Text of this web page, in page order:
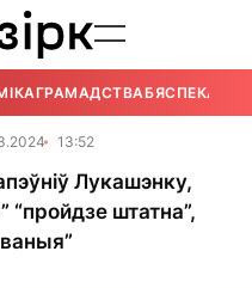
ГРАМАДСТВАБЯСПЕКА
13:52
Лукашэнку,
штатна”,